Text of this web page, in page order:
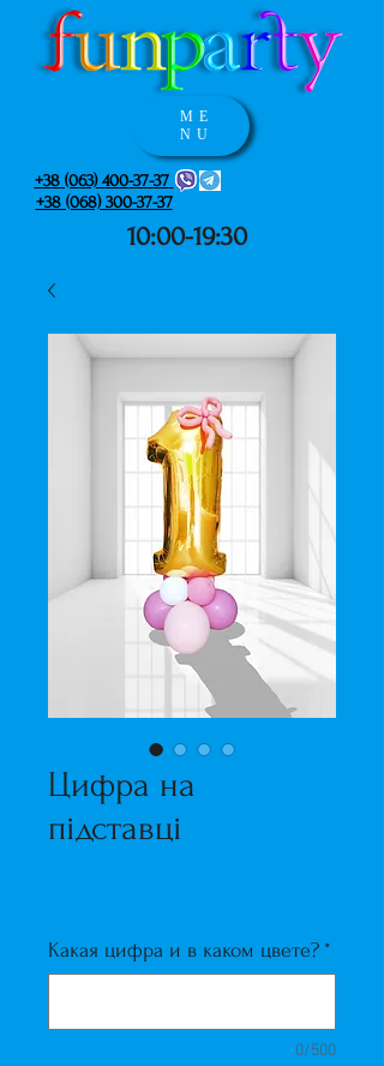
+38 (063) 400-37-37
+38 (068) 300-37-37
10:00-19:30
ME
NU
Цифра на
підставці
Какая цифра и в каком цвете? *
0/500